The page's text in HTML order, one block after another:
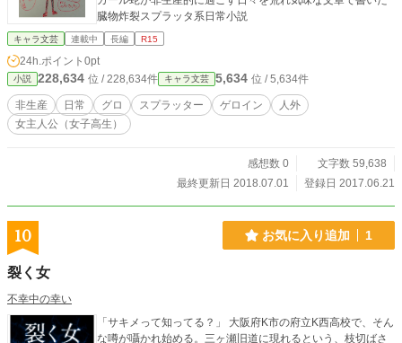
臓物炸裂スプラッタ系日常小説
キャラ文芸 連載中 長編 R15
24h.ポイント 0pt
小説 228,634 位 / 228,634件 キャラ文芸 5,634 位 / 5,634件
非生産 日常 グロ スプラッター ゲロイン
人外
女主人公（女子高生）
感想数 0
文字数 59,638
最終更新日 2018.07.01
登録日 2017.06.21
10 お気に入り追加 1
裂く女
不幸中の幸い
「サキメって知ってる？」 大阪府K市の府立K西高校で、そん
な噂が囁かれ始める。三ヶ瀬旧道に現れるという、枝切ばさ